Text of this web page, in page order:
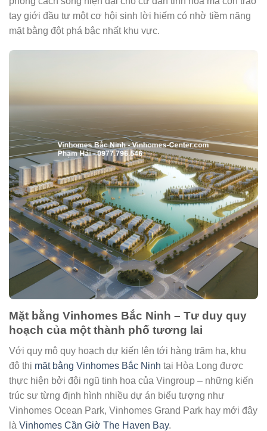
tay giới đầu tư một cơ hội sinh lời hiếm có nhờ tiềm năng
mặt bằng đột phá bậc nhất khu vực.
Mặt bằng Vinhomes Bắc Ninh – Tư duy quy
hoạch của một thành phố tương lai
Với quy mô quy hoạch dự kiến lên tới hàng trăm ha, khu
đô thị mặt bằng Vinhomes Bắc Ninh tại Hòa Long được
thực hiện bởi đội ngũ tinh hoa của Vingroup – những kiến
trúc sư từng định hình nhiều dự án biểu tượng như
Vinhomes Ocean Park, Vinhomes Grand Park hay mới đây
là Vinhomes Cần Giờ The Haven Bay.